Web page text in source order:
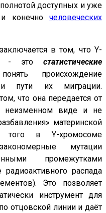
доступных и уже
конечно человеческих
в том, что Y-
- это статистические
происхождение
и пути их миграции.
что она передается от
неизменном виде и не
материнской
того в Y-хромосоме
мутации
промежутками
распада
Это позволяет
инструмент для
отцовской линии и даёт